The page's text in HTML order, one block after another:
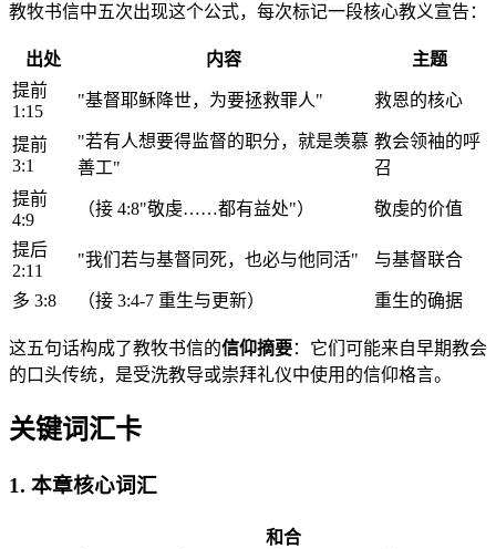
教牧书信中五次出现这个公式，每次标记一段核心教义宣告：
出处 内容
主题
提前
1:15
"基督耶稣降世，为要拯救罪人" 救恩的核心
提前
3:1
"若有人想要得监督的职分，就是羡慕
善工"
教会领袖的呼
召
提前
4:9
（接 4:8"敬虔……都有益处"） 敬虔的价值
提后
2:11
"我们若与基督同死，也必与他同活" 与基督联合
多 3:8 （接 3:4-7 重生与更新） 重生的确据
这五句话构成了教牧书信的信仰摘要：它们可能来自早期教会
的口头传统，是受洗教导或崇拜礼仪中使用的信仰格言。
关键词汇卡
1. 本章核心词汇
和合